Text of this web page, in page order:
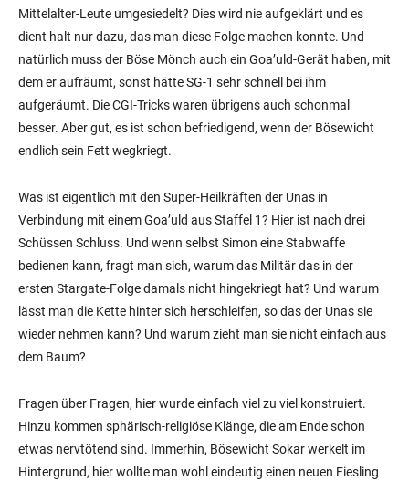
Mittelalter-Leute umgesiedelt? Dies wird nie aufgeklärt und es
dient halt nur dazu, das man diese Folge machen konnte. Und
natürlich muss der Böse Mönch auch ein Goa’uld-Gerät haben, mit
dem er aufräumt, sonst hätte SG-1 sehr schnell bei ihm
aufgeräumt. Die CGI-Tricks waren übrigens auch schonmal
besser. Aber gut, es ist schon befriedigend, wenn der Bösewicht
endlich sein Fett wegkriegt.
Was ist eigentlich mit den Super-Heilkräften der Unas in
Verbindung mit einem Goa’uld aus Staffel 1? Hier ist nach drei
Schüssen Schluss. Und wenn selbst Simon eine Stabwaffe
bedienen kann, fragt man sich, warum das Militär das in der
ersten Stargate-Folge damals nicht hingekriegt hat? Und warum
lässt man die Kette hinter sich herschleifen, so das der Unas sie
wieder nehmen kann? Und warum zieht man sie nicht einfach aus
dem Baum?
Fragen über Fragen, hier wurde einfach viel zu viel konstruiert.
Hinzu kommen sphärisch-religiöse Klänge, die am Ende schon
etwas nervtötend sind. Immerhin, Bösewicht Sokar werkelt im
Hintergrund, hier wollte man wohl eindeutig einen neuen Fiesling